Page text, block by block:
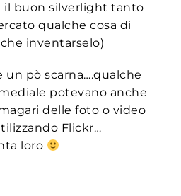
il buon silverlight tanto
qualche cosa di
inventarselo)
un pò scarna….qualche
potevano anche
delle foto o video
Flickr…
loro